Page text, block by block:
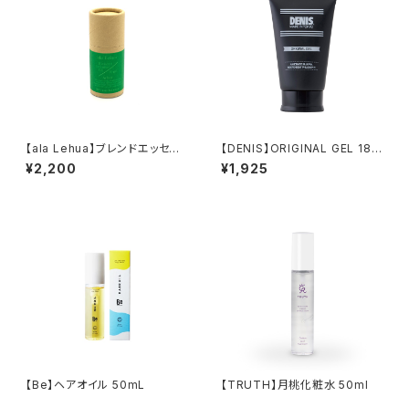
【ala Lehua】ブレンドエッセン
シャルオイル Arbor 10ml
¥2,200
【DENIS】ORIGINAL GEL 180
g
¥1,925
【Be】ヘアオイル 50mL 【TRUTH】月桃化粧水 50ml